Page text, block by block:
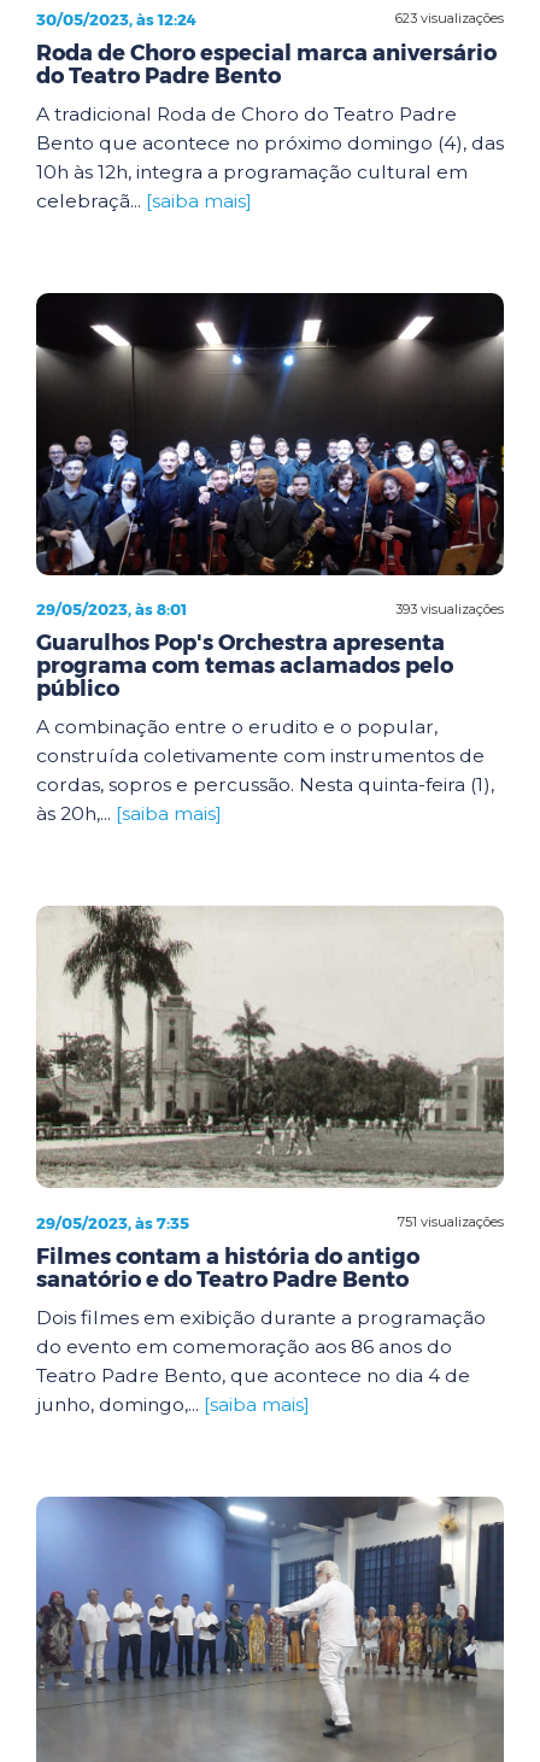
623 visualizações
30/05/2023, às 12:24
Roda de Choro especial marca aniversário
do Teatro Padre Bento
A tradicional Roda de Choro do Teatro Padre
Bento que acontece no próximo domingo (4), das
10h às 12h, integra a programação cultural em
celebraçã... [saiba mais]
393 visualizações
29/05/2023, às 8:01
Guarulhos Pop's Orchestra apresenta
programa com temas aclamados pelo
público
A combinação entre o erudito e o popular,
construída coletivamente com instrumentos de
cordas, sopros e percussão. Nesta quinta-feira (1),
às 20h,... [saiba mais]
751 visualizações
29/05/2023, às 7:35
Filmes contam a história do antigo
sanatório e do Teatro Padre Bento
Dois filmes em exibição durante a programação
do evento em comemoração aos 86 anos do
Teatro Padre Bento, que acontece no dia 4 de
junho, domingo,... [saiba mais]